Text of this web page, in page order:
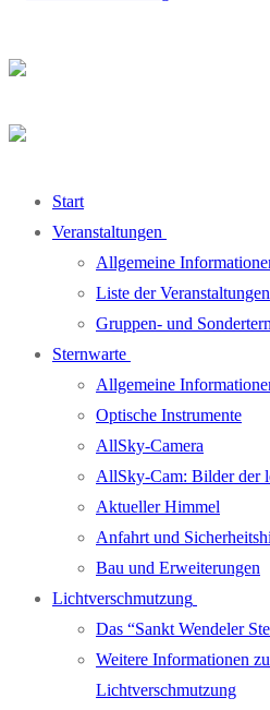
Start
Veranstaltungen
Allgemeine
Liste der Veranstaltungen
Gruppen- und
Sternwarte
Allgemeine
Optische Instrumente
AllSky-Camera
AllSky-Cam: Bilder der
Aktueller Himmel
Anfahrt und
Bau und Erweiterungen
Lichtverschmutzung
Das “Sankt Wendeler
Weitere Informationen
Lichtverschmutzung